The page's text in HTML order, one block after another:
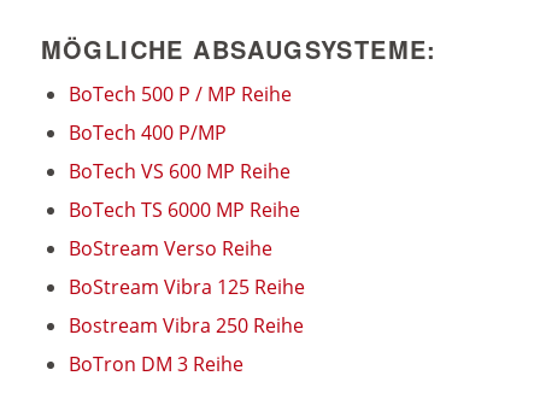
MÖGLICHE ABSAUGSYSTEME:
BoTech 500 P / MP Reihe
BoTech 400 P/MP
BoTech VS 600 MP Reihe
BoTech TS 6000 MP Reihe
BoStream Verso Reihe
BoStream Vibra 125 Reihe
Bostream Vibra 250 Reihe
BoTron DM 3 Reihe